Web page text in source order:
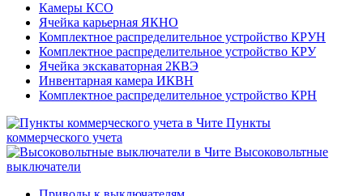
Камеры КСО
Ячейка карьерная ЯКНО
Комплектное распределительное устройство КРУН
Комплектное распределительное устройство КРУ
Ячейка экскаваторная 2КВЭ
Инвентарная камера ИКВН
Комплектное распределительное устройство КРН
Пункты
коммерческого учета
Высоковольтные
выключатели